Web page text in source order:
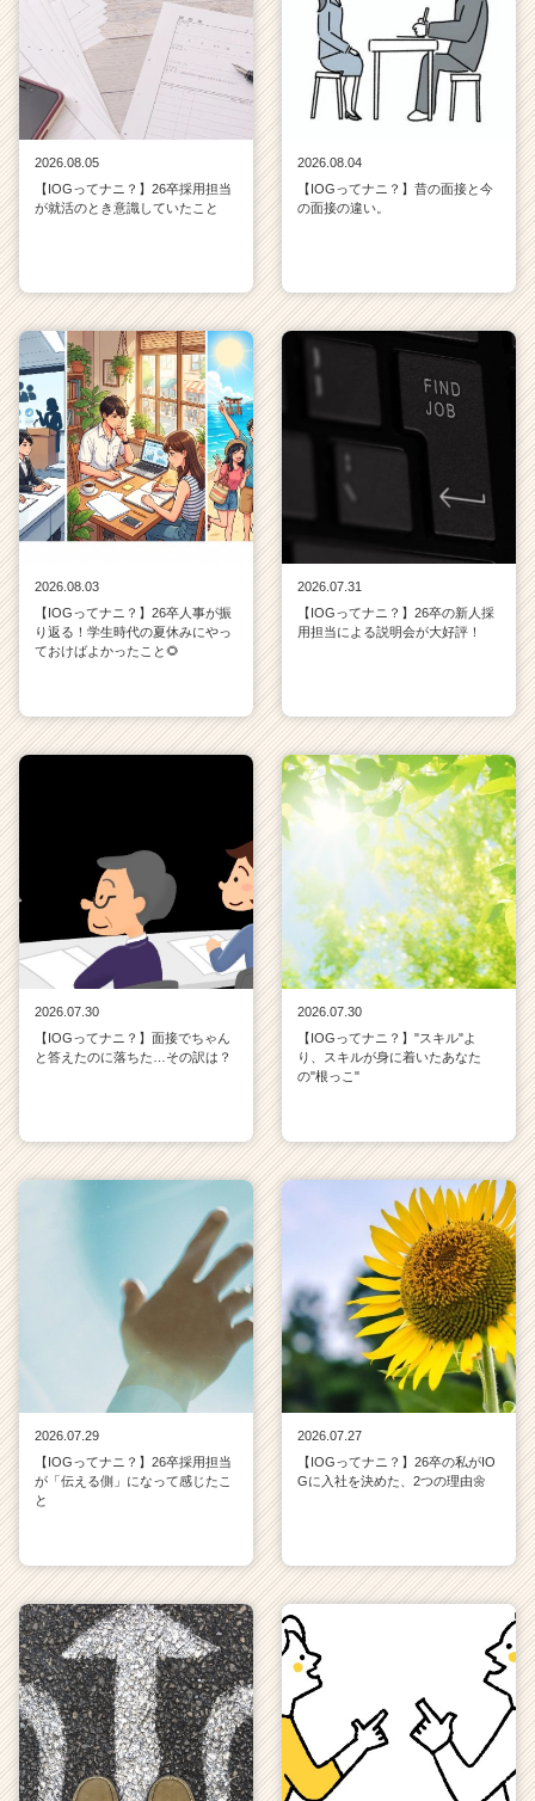
2026.08.05
【IOGってナニ？】26卒採用担当
が就活のとき意識していたこと
2026.08.04
【IOGってナニ？】昔の面接と今
の面接の違い。
2026.08.03
【IOGってナニ？】26卒人事が振
り返る！学生時代の夏休みにやっ
ておけばよかったこと🌻
2026.07.31
【IOGってナニ？】26卒の新人採
用担当による説明会が大好評！
2026.07.30
【IOGってナニ？】面接でちゃん
と答えたのに落ちた…その訳は？
2026.07.30
【IOGってナニ？】"スキル"よ
り、スキルが身に着いたあなた
の"根っこ"
2026.07.29
【IOGってナニ？】26卒採用担当
が「伝える側」になって感じたこ
と
2026.07.27
【IOGってナニ？】26卒の私がIO
Gに入社を決めた、2つの理由🌼